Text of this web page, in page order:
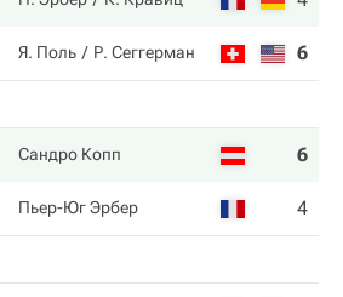
Я. Поль Р. Сеггерман 6
Сандро Копп 6
Пьер-Юг Эрбер 4